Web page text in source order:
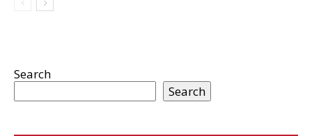
Search
Search